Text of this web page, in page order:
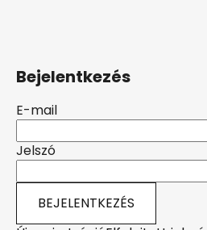
Bejelentkezés
E-mail
Jelszó
BEJELENTKEZÉS